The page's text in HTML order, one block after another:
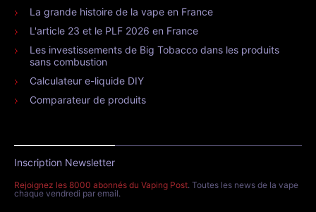
La grande histoire de la vape en France
L'article 23 et le PLF 2026 en France
Les investissements de Big Tobacco dans les produits
sans combustion
Calculateur e-liquide DIY
Comparateur de produits
Inscription Newsletter
Rejoignez les 8000 abonnés du Vaping Post. Toutes les news de la vape
chaque vendredi par email.